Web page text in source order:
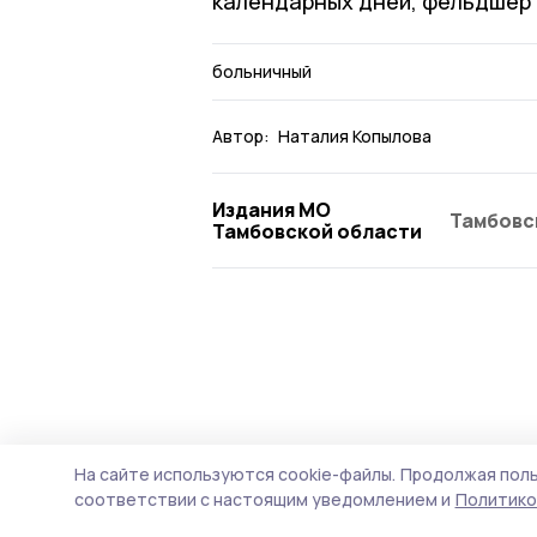
больничный
Автор: Наталия Копылова
Издания МО
Тамбовской области
На сайте используются cookie-файлы. Продолжая
соответствии с настоящим уведомлением и